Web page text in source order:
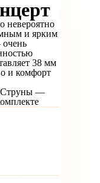
NA — укулеле концерт
невероятно
и ярким
38 мм
и комфорт
Струны —